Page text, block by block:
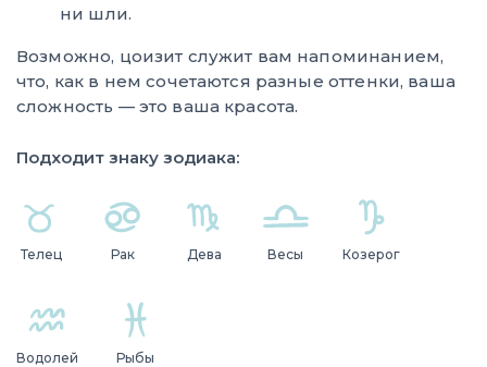
ни шли.
Возможно, цоизит служит вам напоминанием,
что, как в нем сочетаются разные оттенки, ваша
сложность — это ваша красота.
Подходит знаку зодиака:
Телец Рак Дева Весы Козерог
Водолей Рыбы